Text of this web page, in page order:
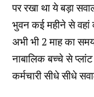
पर रखा था ये बड़ा
भुवन कई महीने से वहां
अभी भी 2 माह का
नाबालिक बच्चे से
कर्मचारी सीधे सीधे